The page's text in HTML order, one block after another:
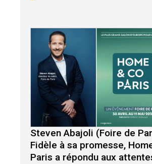
Steven Abajoli (Foire de
Fidèle à sa promesse,
Paris a répondu aux